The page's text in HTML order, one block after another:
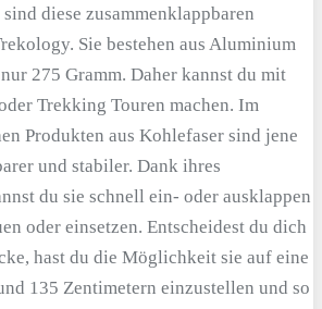
diese zusammenklappbaren
Sie bestehen aus Aluminium
275 Gramm. Daher kannst du mit
Trekking Touren machen. Im
Produkten aus Kohlefaser sind jene
und stabiler. Dank ihres
du sie schnell ein- oder ausklappen
oder einsetzen. Entscheidest du dich
hast du die Möglichkeit sie auf eine
135 Zentimetern einzustellen und so